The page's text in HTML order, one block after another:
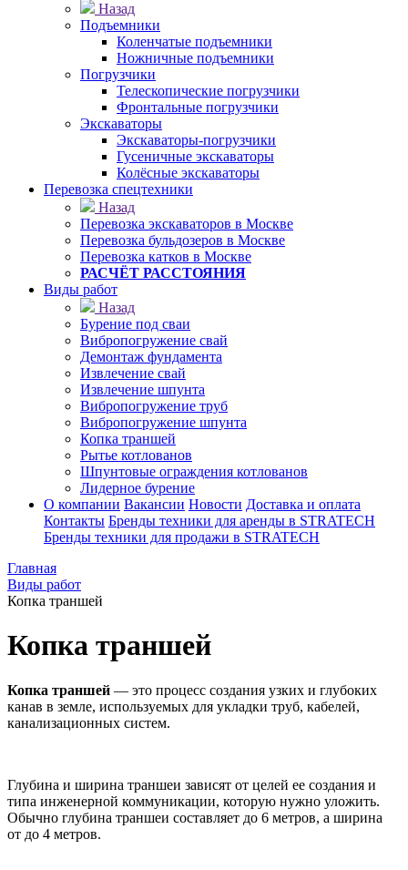
Назад
Подъемники
Коленчатые подъемники
Ножничные подъемники
Погрузчики
Телескопические погрузчики
Фронтальные погрузчики
Экскаваторы
Экскаваторы-погрузчики
Гусеничные экскаваторы
Колёсные экскаваторы
Перевозка спецтехники
Назад
Перевозка экскаваторов в Москве
Перевозка бульдозеров в Москве
Перевозка катков в Москве
РАСЧЁТ РАССТОЯНИЯ
Виды работ
Назад
Бурение под сваи
Вибропогружение свай
Демонтаж фундамента
Извлечение свай
Извлечение шпунта
Вибропогружение труб
Вибропогружение шпунта
Копка траншей
Рытье котлованов
Шпунтовые ограждения котлованов
Лидерное бурение
О компании Вакансии Новости Доставка и оплата
Контакты Бренды техники для аренды в STRATECH
Бренды техники для продажи в STRATECH
Главная
Виды работ
Копка траншей
Копка траншей
Копка траншей — это процесс создания узких и глубоких
канав в земле, используемых для укладки труб, кабелей,
канализационных систем.
Глубина и ширина траншеи зависят от целей ее создания и
типа инженерной коммуникации, которую нужно уложить.
Обычно глубина траншеи составляет до 6 метров, а ширина
от до 4 метров.